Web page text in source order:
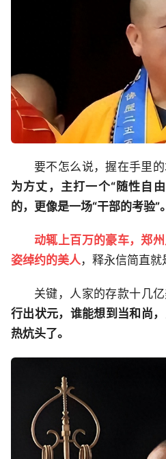
要不怎么说，握在手里的
为方丈，主打一个“随性自
的，更像是一场“干部的考验”。
动辄上百万的豪车，郑
姿绰约的美人 ，释永信简直就
关键，人家的存款十几亿
行出状元，谁能想到当和尚
热炕头了。